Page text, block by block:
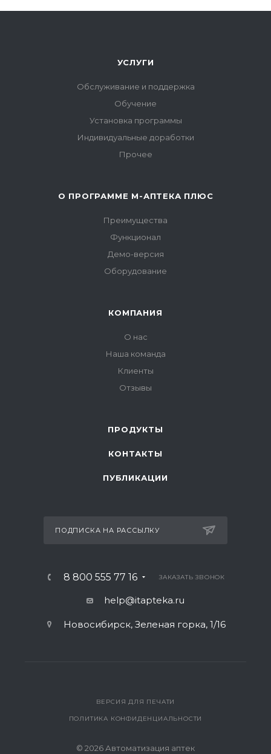
УСЛУГИ
Обслуживание и поддержка
Обучение
Установка программы
Индивидуальные доработки
Прочее
О ПРОГРАММЕ М-АПТЕКА ПЛЮС
Преимущества
Функционал
Демо-версия
Оборудование
КОМПАНИЯ
О нас
Наша команда
Клиенты
Отзывы
ПРОДУКТЫ
КОНТАКТЫ
ПУБЛИКАЦИИ
ПОДПИСКА НА РАССЫЛКУ
8 800 555 77 16 ЗАКАЗАТЬ ЗВОНОК
help@itapteka.ru
Новосибирск, Зеленая горка, 1/16
ВЕРСИЯ ДЛЯ ПЕЧАТИ
ПОЛИТИКА КОНФИДЕНЦИАЛЬНОСТИ
© 2026 Автоматизация аптек